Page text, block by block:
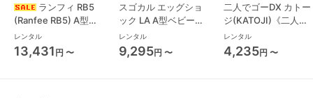
ランフィ RB5
(Ranfee RB5) A型ベ
ビーカー ピジョン
(pigeon)
レンタル
13,431 円 〜
スゴカル エッグショ
ック LA A型ベビーカ
ー コンビ(Combi)
レンタル
9,295円 〜
二人でゴーDX カトー
ジ(KATOJI)《二人乗
り》 二人乗り/双子用
ベビーカー
レンタル
4,235円 〜